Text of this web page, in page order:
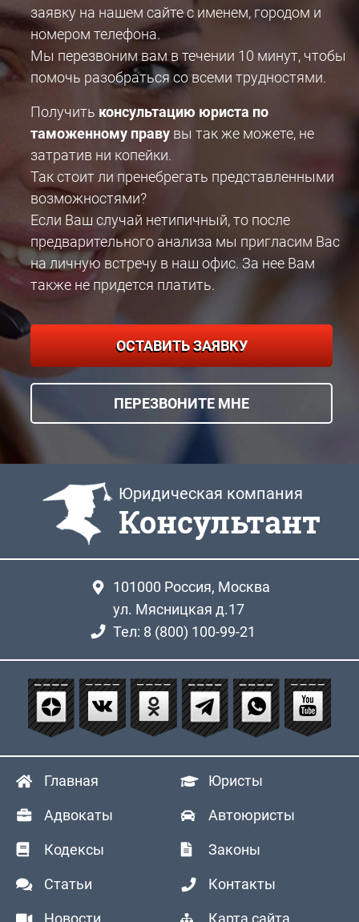
заявку на нашем сайте с именем, городом и
номером телефона.
Мы перезвоним вам в течении 10 минут, чтобы
помочь разобраться со всеми трудностями.
Получить консультацию юриста по
таможенному праву вы так же можете, не
затратив ни копейки.
Так стоит ли пренебрегать представленными
возможностями?
Если Ваш случай нетипичный, то после
предварительного анализа мы пригласим Вас
на личную встречу в наш офис. За нее Вам
также не придется платить.
ОСТАВИТЬ ЗАЯВКУ
ПЕРЕЗВОНИТЕ МНЕ
Юридическая компания
Консультант
101000 Россия, Москва
ул. Мясницкая д.17
Тел: 8 (800) 100-99-21
Главная Юристы
Адвокаты Автоюристы
Кодексы Законы
Статьи Контакты
Новости Карта сайта